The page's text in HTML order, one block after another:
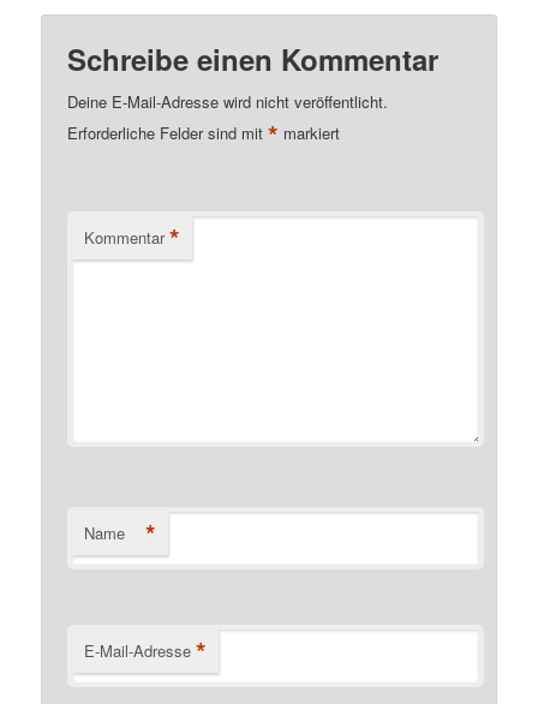
Schreibe einen Kommentar
Deine E-Mail-Adresse wird nicht veröffentlicht.
Erforderliche Felder sind mit* markiert
Kommentar *
Name *
E-Mail-Adresse *